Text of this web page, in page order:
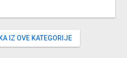
IZ OVE KATEGORIJE